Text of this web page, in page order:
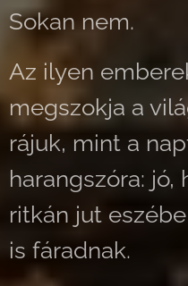
Sokan nem.
Az ilyen
megszokja a
rájuk, mint a
harangszóra: jó,
ritkán jut
is fáradnak.